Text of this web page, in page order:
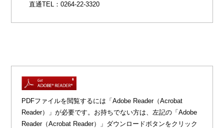
直通TEL：0264-22-3320
PDFファイルを閲覧するには「Adobe Reader（Acrobat
Reader）」が必要です。お持ちでない方は、左記の「Adobe
Reader（Acrobat Reader）」ダウンロードボタンをクリック